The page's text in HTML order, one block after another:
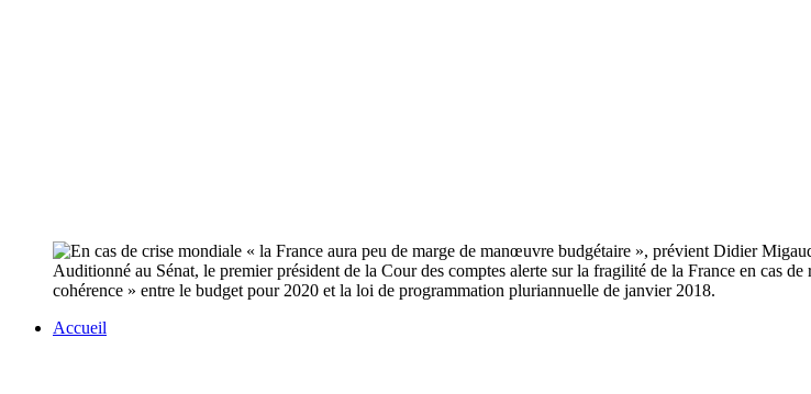
Auditionné au Sénat, le premier président de la Cour des comptes alerte sur la fragilité de la France en cas
cohérence » entre le budget pour 2020 et la loi de programmation pluriannuelle de janvier 2018.
Accueil